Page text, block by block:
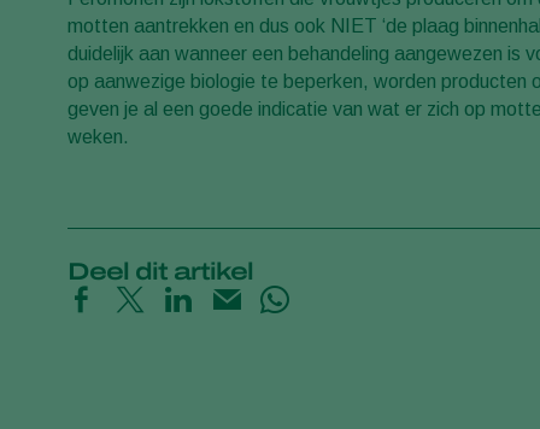
motten aantrekken en dus ook NIET ‘de plaag
duidelijk aan wanneer een behandeling aangewezen
op aanwezige biologie te beperken, worden producten
geven je al een goede indicatie van wat er zich op
weken.
Deel dit artikel